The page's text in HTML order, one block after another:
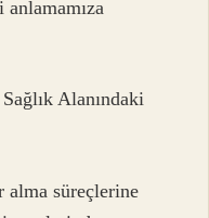
Alanındaki
alma süreçlerine